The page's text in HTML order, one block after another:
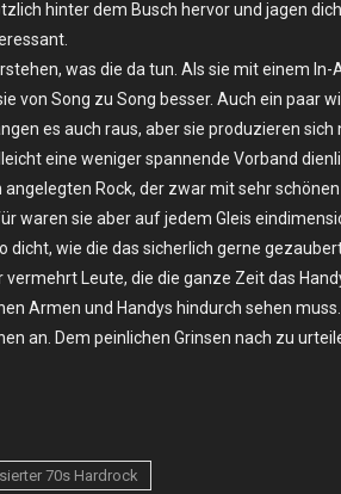
hinter dem Busch hervor und jagen
was die da tun. Als sie mit einem
von Song zu Song besser. Auch ein paar
es auch raus, aber sie produzieren sich
eine weniger spannende Vorband
Rock, der zwar mit sehr
waren sie aber auf jedem Gleis
wie die das sicherlich gerne
Leute, die die ganze Zeit das
Armen und Handys hindurch sehen
an. Dem peinlichen Grinsen nach zu
70s Hardrock